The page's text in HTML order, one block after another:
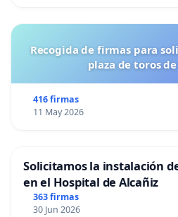
Recogida de firmas para
plaza de toros
416 firmas
11 May 2026
Solicitamos la instalación
en el Hospital de Alcañiz
363 firmas
30 Jun 2026